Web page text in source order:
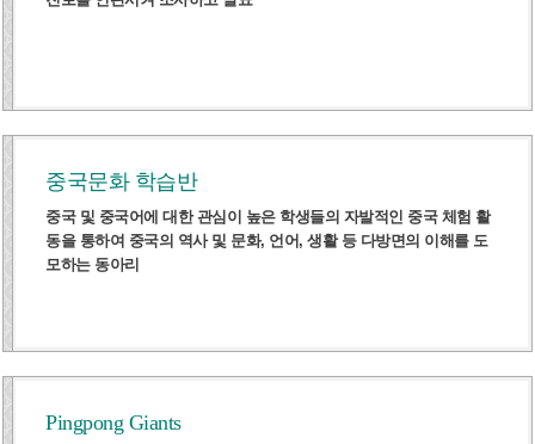
중국문화 학습반
중국 및 중국어에 대한 관심이 높은 학생들의 자발적인 중국 체험 활
동을 통하여 중국의 역사 및 문화, 언어, 생활 등 다방면의 이해를 도
모하는 동아리
Pingpong Giants